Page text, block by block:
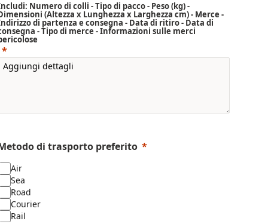
Numero di colli - Tipo di pacco - Peso (kg) -
(Altezza x Lunghezza x Larghezza cm) - Merce -
di partenza e consegna - Data di ritiro - Data di
- Tipo di merce - Informazioni sulle merci
di trasporto preferito
Air
Sea
Road
Courier
Rail